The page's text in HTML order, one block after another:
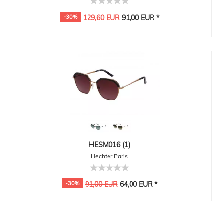
-30% 129,60 EUR91,00 EUR *
HESM016 (1)
Hechter Paris
-30% 91,00 EUR64,00 EUR *